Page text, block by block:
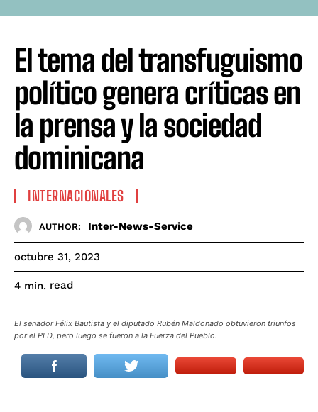
El tema del transfuguismo
político genera críticas en
la prensa y la sociedad
dominicana
INTERNACIONALES
AUTHOR: Inter-News-Service
octubre 31, 2023
4 min. read
El senador Félix Bautista y el diputado Rubén Maldonado obtuvieron triunfos
por el PLD, pero luego se fueron a la Fuerza del Pueblo.